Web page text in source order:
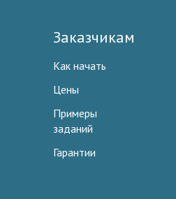
Заказчикам
Как начать
Цены
Примеры
заданий
Гарантии